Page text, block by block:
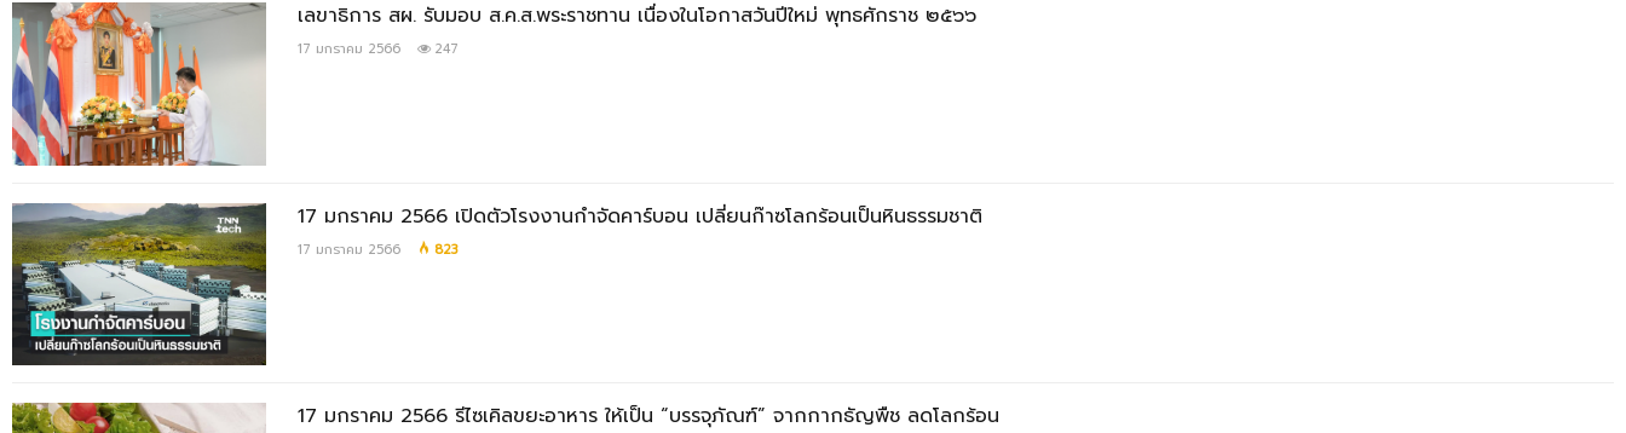
เลขาธิการ สผ. รับมอบ ส.ค.ส.พระราชทาน เนื่องในโอกาสวันปีใหม่ พุทธศักราช ๒๕๖๖
17 มกราคม 2566 247
17 มกราคม 2566 เปิดตัวโรงงานกำจัดคาร์บอน เปลี่ยนก๊าซโลกร้อนเป็นหินธรรมชาติ
17 มกราคม 2566 823
17 มกราคม 2566 รีไซเคิลขยะอาหาร ให้เป็น “บรรจุภัณฑ์” จากกากธัญพืช ลดโลกร้อน